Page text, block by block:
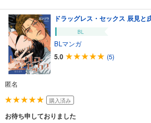
BL
BLマンガ
5.0
(5)
匿名
購入済み
お待ち申しておりました